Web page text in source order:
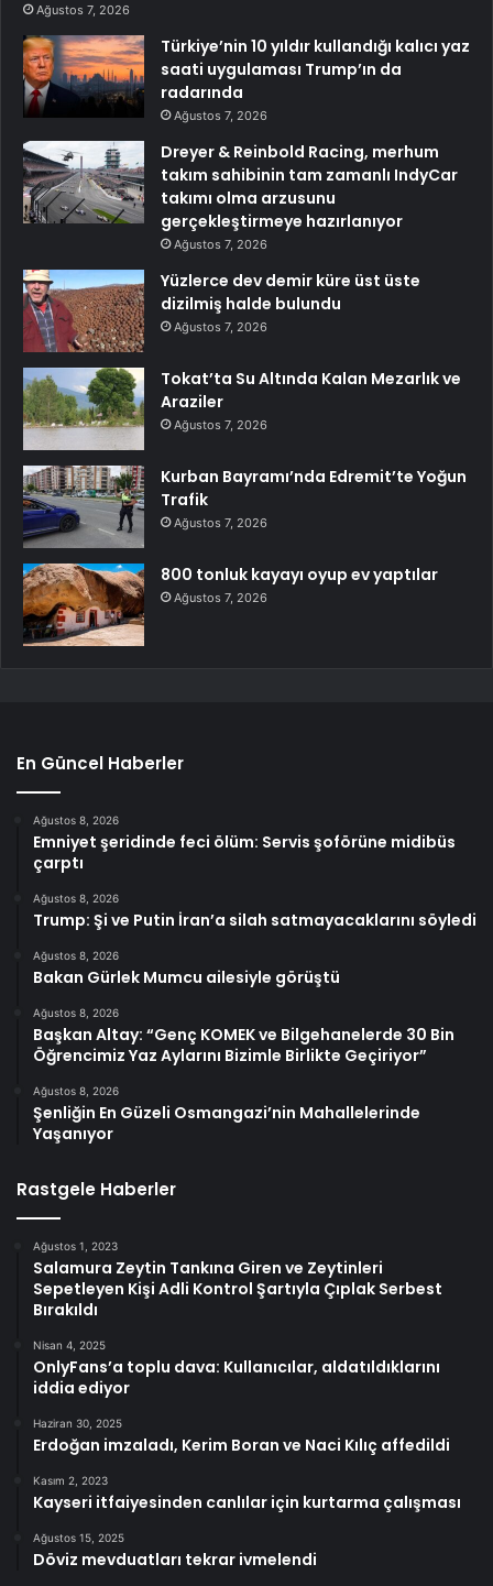
Ağustos 7, 2026
Türkiye’nin 10 yıldır kullandığı kalıcı yaz
saati uygulaması Trump’ın da
radarında
Ağustos 7, 2026
Dreyer & Reinbold Racing, merhum
takım sahibinin tam zamanlı IndyCar
takımı olma arzusunu
gerçekleştirmeye hazırlanıyor
Ağustos 7, 2026
Yüzlerce dev demir küre üst üste
dizilmiş halde bulundu
Ağustos 7, 2026
Tokat’ta Su Altında Kalan Mezarlık ve
Araziler
Ağustos 7, 2026
Kurban Bayramı’nda Edremit’te Yoğun
Trafik
Ağustos 7, 2026
800 tonluk kayayı oyup ev yaptılar
Ağustos 7, 2026
En Güncel Haberler
Ağustos 8, 2026
Emniyet şeridinde feci ölüm: Servis şoförüne midibüs
çarptı
Ağustos 8, 2026
Trump: Şi ve Putin İran’a silah satmayacaklarını söyledi
Ağustos 8, 2026
Bakan Gürlek Mumcu ailesiyle görüştü
Ağustos 8, 2026
Başkan Altay: “Genç KOMEK ve Bilgehanelerde 30 Bin
Öğrencimiz Yaz Aylarını Bizimle Birlikte Geçiriyor”
Ağustos 8, 2026
Şenliğin En Güzeli Osmangazi’nin Mahallelerinde
Yaşanıyor
Rastgele Haberler
Ağustos 1, 2023
Salamura Zeytin Tankına Giren ve Zeytinleri
Sepetleyen Kişi Adli Kontrol Şartıyla Çıplak Serbest
Bırakıldı
Nisan 4, 2025
OnlyFans’a toplu dava: Kullanıcılar, aldatıldıklarını
iddia ediyor
Haziran 30, 2025
Erdoğan imzaladı, Kerim Boran ve Naci Kılıç affedildi
Kasım 2, 2023
Kayseri itfaiyesinden canlılar için kurtarma çalışması
Ağustos 15, 2025
Döviz mevduatları tekrar ivmelendi